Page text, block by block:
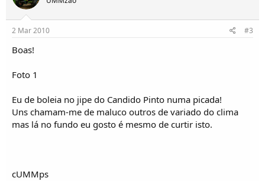
2 Mar 2010 #3
Boas!
Foto 1
Eu de boleia no jipe do Candido Pinto numa picada!
Uns chamam-me de maluco outros de variado do clima
mas lá no fundo eu gosto é mesmo de curtir isto.
cUMMps